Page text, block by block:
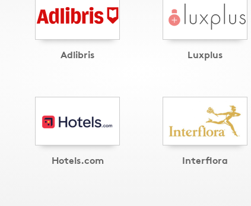
Adlibris Luxplus
Hotels.com Interflora